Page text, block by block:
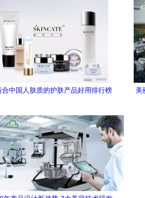
合中国人肤质的护肤产品好用排行榜
美